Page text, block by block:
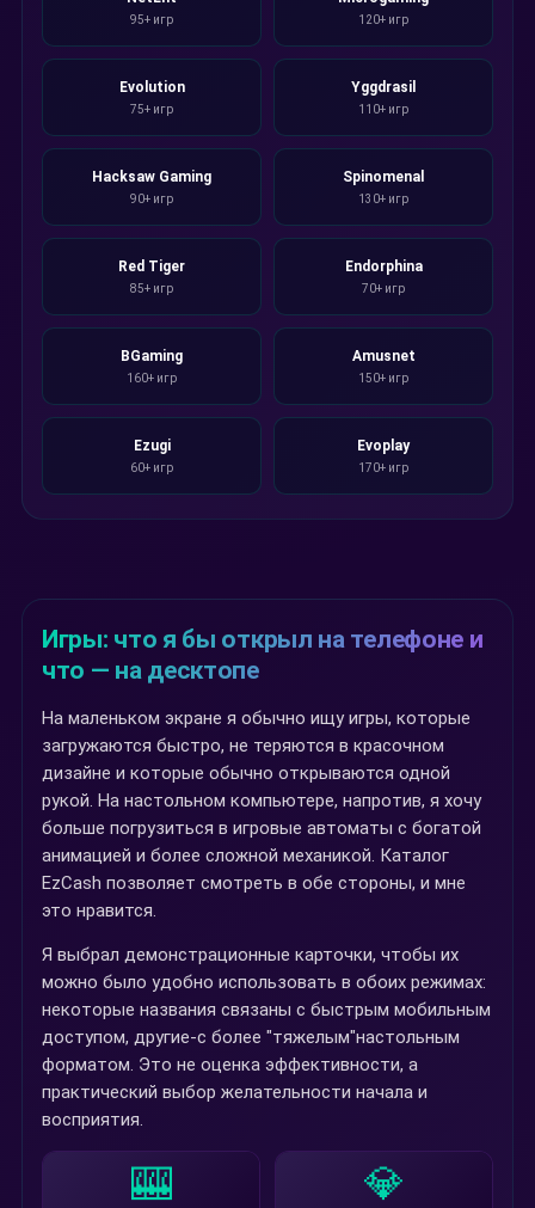
95+ игр 120+ игр
Evolution
75+ игр
Yggdrasil
110+ игр
Hacksaw Gaming
90+ игр
Spinomenal
130+ игр
Red Tiger
85+ игр
Endorphina
70+ игр
BGaming
160+ игр
Amusnet
150+ игр
Ezugi
60+ игр
Evoplay
170+ игр
Игры: что я бы открыл на телефоне и
что — на десктопе
На маленьком экране я обычно ищу игры, которые
загружаются быстро, не теряются в красочном
дизайне и которые обычно открываются одной
рукой. На настольном компьютере, напротив, я хочу
больше погрузиться в игровые автоматы с богатой
анимацией и более сложной механикой. Каталог
EzCash позволяет смотреть в обе стороны, и мне
это нравится.
Я выбрал демонстрационные карточки, чтобы их
можно было удобно использовать в обоих режимах:
некоторые названия связаны с быстрым мобильным
доступом, другие-с более "тяжелым"настольным
форматом. Это не оценка эффективности, а
практический выбор желательности начала и
восприятия.
🎰 💎